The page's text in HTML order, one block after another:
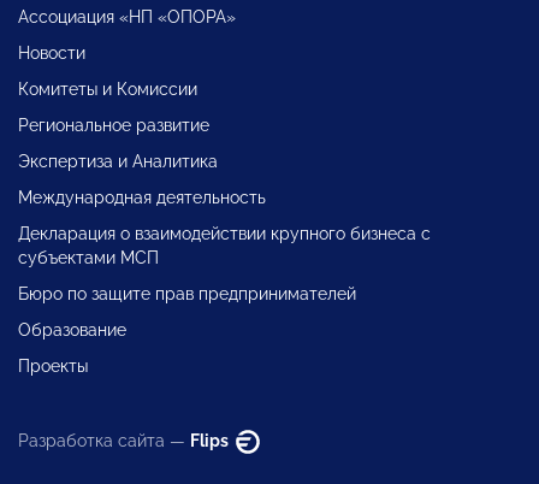
Ассоциация «НП «ОПОРА»
Новости
Комитеты и Комиссии
Региональное развитие
Экспертиза и Аналитика
Международная деятельность
Декларация о взаимодействии крупного бизнеса с
субъектами МСП
Бюро по защите прав предпринимателей
Образование
Проекты
Разработка сайта — Flips